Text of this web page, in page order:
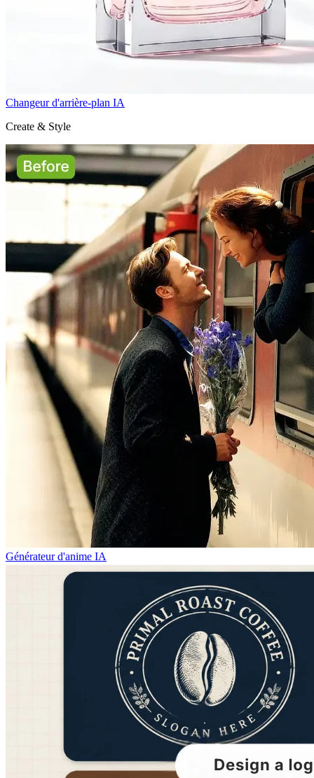
Changeur d'arrière-plan IA
Create & Style
Générateur d'anime IA